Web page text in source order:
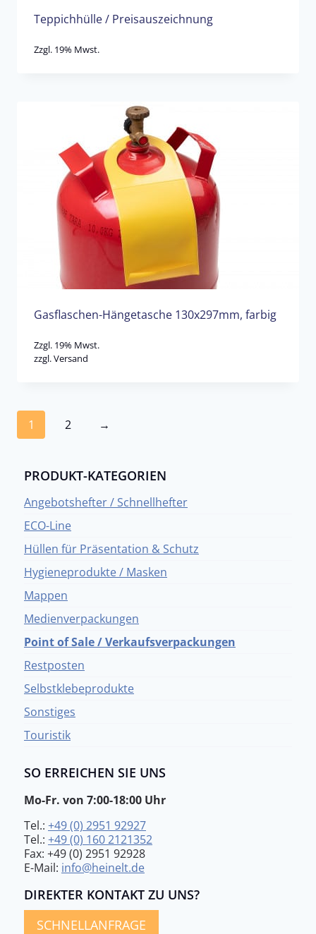
Teppichhülle / Preisauszeichnung
Zzgl. 19% Mwst.
Gasflaschen-Hängetasche 130x297mm, farbig
Zzgl. 19% Mwst.
zzgl.Versand
1 2 →
PRODUKT-KATEGORIEN
Angebotshefter / Schnellhefter
ECO-Line
Hüllen für Präsentation & Schutz
Hygieneprodukte / Masken
Mappen
Medienverpackungen
Point of Sale / Verkaufsverpackungen
Restposten
Selbstklebeprodukte
Sonstiges
Touristik
SO ERREICHEN SIE UNS
Mo-Fr. von 7:00-18:00 Uhr
Tel.: +49 (0) 2951 92927
Tel.: +49 (0) 160 2121352
Fax: +49 (0) 2951 92928
E-Mail: info@heinelt.de
DIREKTER KONTAKT ZU UNS?
SCHNELLANFRAGE